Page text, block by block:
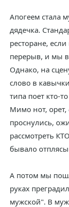
Апогеем стала
дядечка.
ресторане,
перерыв, и мы
Однако, на
слово в
типа поет кто-
Мимо нот,
проснулись,
рассмотреть
бывало
А потом мы
руках
мужской". В